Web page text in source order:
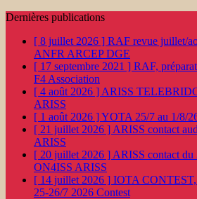
Dernières publications
[ 8 juillet 2026 ] RAF revue juillet/
ANFR ARCEP DGE
[ 17 septembre 2021 ] RAF,
F4 Association
[ 4 août 2026 ] ARISS
ARISS
[ 1 août 2026 ]YOTA 25/7 au 1/8/
[ 21 juillet 2026 ] ARISS contact
ARISS
[ 20 juillet 2026 ] ARISS contact du
ON4ISS ARISS
[ 14 juillet 2026 ] IOTA CONTEST,
25-26/7 2026 Contest